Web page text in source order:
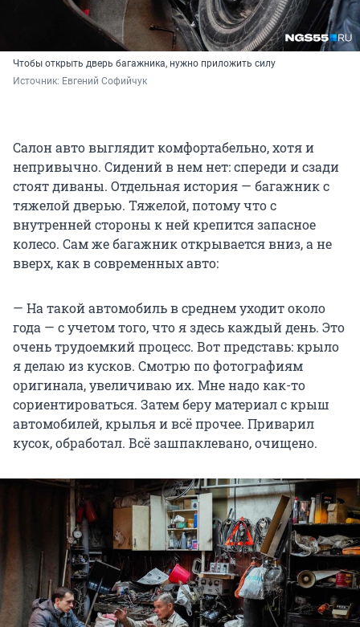
Чтобы открыть дверь багажника, нужно приложить силу
Источник: Евгений Софийчук
Салон авто выглядит комфортабельно, хотя и
непривычно. Сидений в нем нет: спереди и сзади
стоят диваны. Отдельная история — багажник с
тяжелой дверью. Тяжелой, потому что с
внутренней стороны к ней крепится запасное
колесо. Сам же багажник открывается вниз, а не
вверх, как в современных авто:
— На такой автомобиль в среднем уходит около
года — с учетом того, что я здесь каждый день. Это
очень трудоемкий процесс. Вот представь: крыло
я делаю из кусков. Смотрю по фотографиям
оригинала, увеличиваю их. Мне надо как-то
сориентироваться. Затем беру материал с крыш
автомобилей, крылья и всё прочее. Приварил
кусок, обработал. Всё зашпаклевано, очищено.